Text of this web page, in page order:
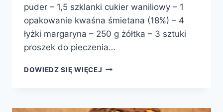
puder – 1,5 szklanki cukier waniliowy – 1
opakowanie kwaśna śmietana (18%) – 4
łyżki margaryna – 250 g żółtka – 3 sztuki
proszek do pieczenia…
DOWIEDZ SIĘ WIĘCEJ SERNIK